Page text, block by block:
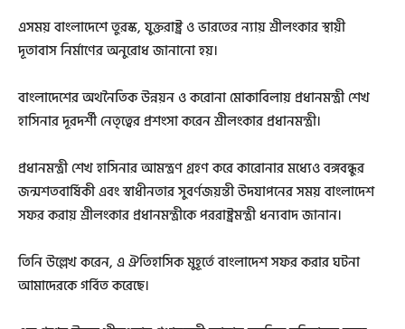
এসময় বাংলাদেশে তুরস্ক, যুক্তরাষ্ট্র ও ভারতের ন্যায় শ্রীলংকার স্থায়ী
দূতাবাস নির্মাণের অনুরোধ জানানো হয়।
বাংলাদেশের অথনৈতিক উন্নয়ন ও করোনা মোকাবিলায় প্রধানমন্ত্রী শেখ
হাসিনার দূরদর্শী নেতৃত্বের প্রশংসা করেন শ্রীলংকার প্রধানমন্ত্রী।
প্রধানমন্ত্রী শেখ হাসিনার আমন্ত্রণ গ্রহণ করে কারোনার মধ্যেও বঙ্গবন্ধুর
জন্মশতবার্ষিকী এবং স্বাধীনতার সুবর্ণজয়ন্তী উদযাপনের সময় বাংলাদেশ
সফর করায় শ্রীলংকার প্রধানমন্ত্রীকে পররাষ্ট্রমন্ত্রী ধন্যবাদ জানান।
তিনি উল্লেখ করেন, এ ঐতিহাসিক মুহূর্তে বাংলাদেশ সফর করার ঘটনা
আমাদেরকে গর্বিত করেছে।